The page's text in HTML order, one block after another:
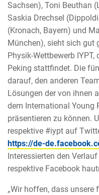
Sachsen), Toni Beuthan
Saskia Drechsel
(Kronach, Bayern) und
München), sieht sich gut
Physik-Wettbewerb
Peking stattfindet. Die
darauf, den anderen
Lösungen der von ihnen
dem International Young
präsentieren zu können.
respektive #iypt auf
https://de-
Interessierten den
respektive Facebook
„Wir hoffen, dass